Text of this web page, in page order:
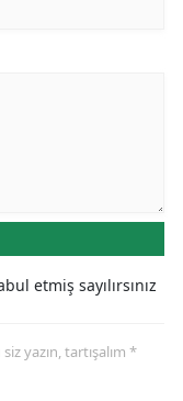
etmiş sayılırsınız
yazın, tartışalım *